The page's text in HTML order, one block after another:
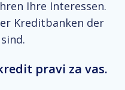
Ihre Interessen.
Kreditbanken der
pravi za vas.